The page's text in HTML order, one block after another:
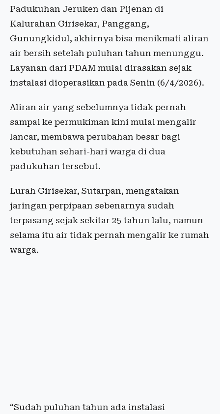
Padukuhan Jeruken dan Pijenan di
Kalurahan Girisekar, Panggang,
Gunungkidul, akhirnya bisa menikmati aliran
air bersih setelah puluhan tahun menunggu.
Layanan dari PDAM mulai dirasakan sejak
instalasi dioperasikan pada Senin (6/4/2026).
Aliran air yang sebelumnya tidak pernah
sampai ke permukiman kini mulai mengalir
lancar, membawa perubahan besar bagi
kebutuhan sehari-hari warga di dua
padukuhan tersebut.
Lurah Girisekar, Sutarpan, mengatakan
jaringan perpipaan sebenarnya sudah
terpasang sejak sekitar 25 tahun lalu, namun
selama itu air tidak pernah mengalir ke rumah
warga.
“Sudah puluhan tahun ada instalasi